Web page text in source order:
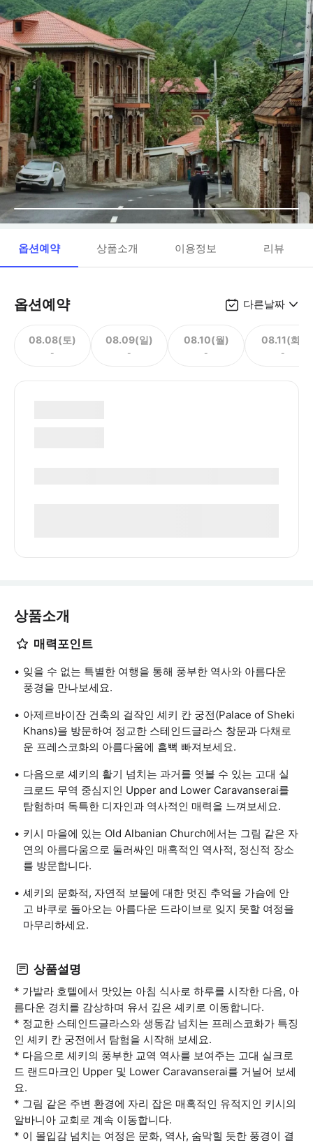
옵션예약 상품소개 이용정보 리뷰
옵션예약 다른날짜
08.08(토)
-
08.09(일)
-
08.10(월)
-
08.11(화)
-
상품소개
매력포인트
잊을 수 없는 특별한 여행을 통해 풍부한 역사와 아름다운
풍경을 만나보세요.
아제르바이잔 건축의 걸작인 셰키 칸 궁전(Palace of Sheki
Khans)을 방문하여 정교한 스테인드글라스 창문과 다채로
운 프레스코화의 아름다움에 흠뻑 빠져보세요.
다음으로 셰키의 활기 넘치는 과거를 엿볼 수 있는 고대 실
크로드 무역 중심지인 Upper and Lower Caravanserai를
탐험하며 독특한 디자인과 역사적인 매력을 느껴보세요.
키시 마을에 있는 Old Albanian Church에서는 그림 같은 자
연의 아름다움으로 둘러싸인 매혹적인 역사적, 정신적 장소
를 방문합니다.
셰키의 문화적, 자연적 보물에 대한 멋진 추억을 가슴에 안
고 바쿠로 돌아오는 아름다운 드라이브로 잊지 못할 여정을
마무리하세요.
상품설명
* 가발라 호텔에서 맛있는 아침 식사로 하루를 시작한 다음, 아
름다운 경치를 감상하며 유서 깊은 셰키로 이동합니다.
* 정교한 스테인드글라스와 생동감 넘치는 프레스코화가 특징
인 셰키 칸 궁전에서 탐험을 시작해 보세요.
* 다음으로 셰키의 풍부한 교역 역사를 보여주는 고대 실크로
드 랜드마크인 Upper 및 Lower Caravanserai를 거닐어 보세
요.
* 그림 같은 주변 환경에 자리 잡은 매혹적인 유적지인 키시의
알바니아 교회로 계속 이동합니다.
* 이 몰입감 넘치는 여정은 문화, 역사, 숨막힐 듯한 풍경이 결